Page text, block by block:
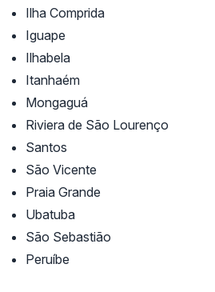
Ilha Comprida
Iguape
Ilhabela
Itanhaém
Mongaguá
Riviera de São Lourenço
Santos
São Vicente
Praia Grande
Ubatuba
São Sebastião
Peruíbe